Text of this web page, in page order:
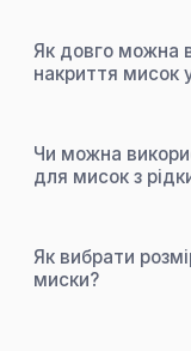
Як довго можна
накриття мисок
Чи можна
для мисок з
Як вибрати
миски?